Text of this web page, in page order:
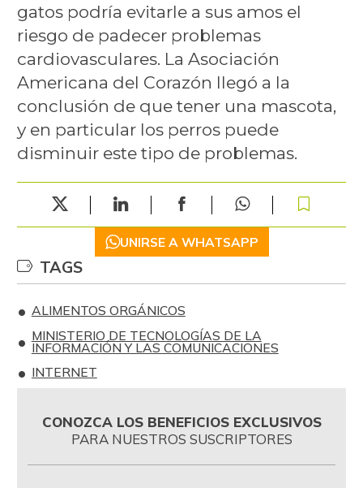
gatos podría evitarle a sus amos el
riesgo de padecer problemas
cardiovasculares. La Asociación
Americana del Corazón llegó a la
conclusión de que tener una mascota,
y en particular los perros puede
disminuir este tipo de problemas.
UNIRSE A WHATSAPP
TAGS
ALIMENTOS ORGÁNICOS
MINISTERIO DE TECNOLOGÍAS DE LA
INFORMACIÓN Y LAS COMUNICACIONES
INTERNET
CONOZCA LOS BENEFICIOS EXCLUSIVOS
PARA NUESTROS SUSCRIPTORES